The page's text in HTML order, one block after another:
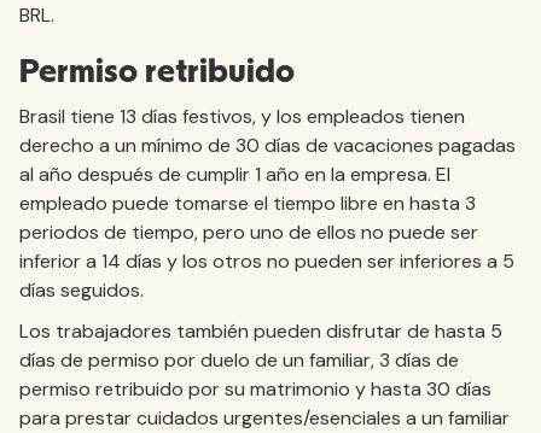
BRL.
Permiso retribuido
Brasil tiene 13 días festivos, y los empleados tienen
derecho a un mínimo de 30 días de vacaciones pagadas
al año después de cumplir 1 año en la empresa. El
empleado puede tomarse el tiempo libre en hasta 3
periodos de tiempo, pero uno de ellos no puede ser
inferior a 14 días y los otros no pueden ser inferiores a 5
días seguidos.
Los trabajadores también pueden disfrutar de hasta 5
días de permiso por duelo de un familiar, 3 días de
permiso retribuido por su matrimonio y hasta 30 días
para prestar cuidados urgentes/esenciales a un familiar